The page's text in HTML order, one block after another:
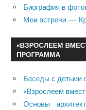
Биография в
Мои встречи —
«ВЗРОСЛЕЕМ
ПРОГРАММА
Беседы с детьми
«Взрослеем
Основы